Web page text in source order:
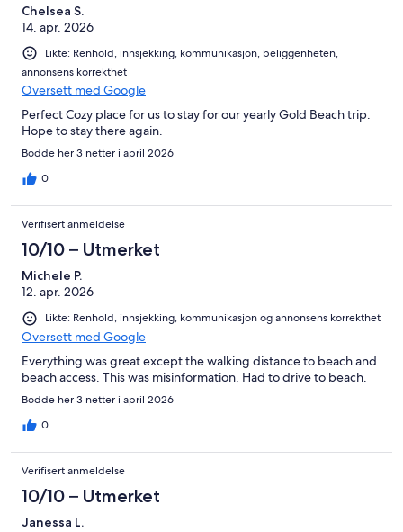
anmeldelser.
Chelsea S.
14. apr. 2026
Likte: Renhold, innsjekking, kommunikasjon, beliggenheten,
annonsens korrekthet
Oversett med Google
Perfect Cozy place for us to stay for our yearly Gold Beach trip.
Hope to stay there again.
Bodde her 3 netter i april 2026
0
Verifisert anmeldelse
10/10 – Utmerket
Michele P.
12. apr. 2026
Likte: Renhold, innsjekking, kommunikasjon og annonsens korrekthet
Oversett med Google
Everything was great except the walking distance to beach and
beach access. This was misinformation. Had to drive to beach.
Bodde her 3 netter i april 2026
0
Verifisert anmeldelse
10/10 – Utmerket
Janessa L.